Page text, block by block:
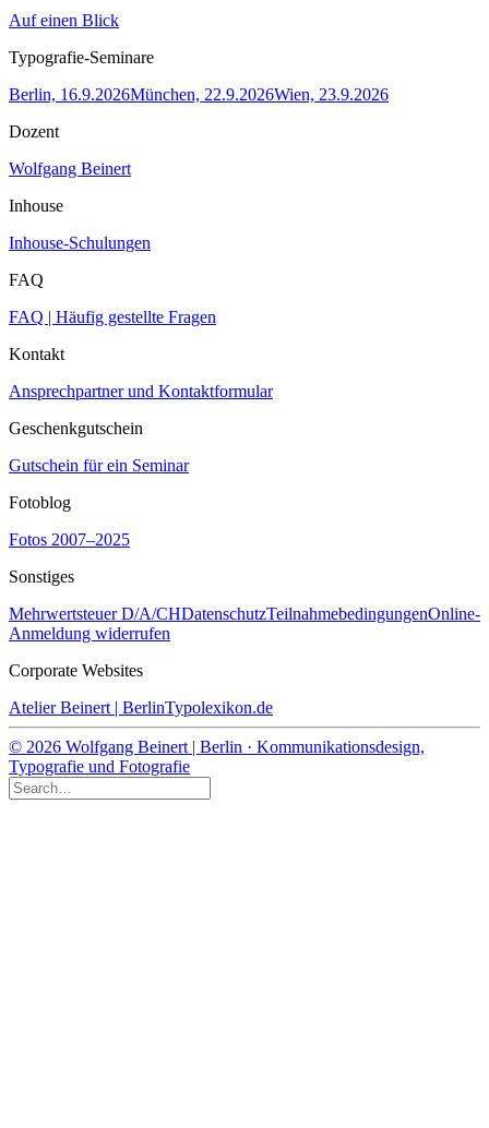
Auf einen Blick
Typografie-Seminare
Berlin, 16.9.2026München, 22.9.2026Wien, 23.9.2026
Dozent
Wolfgang Beinert
Inhouse
Inhouse-Schulungen
FAQ
FAQ | Häufig gestellte Fragen
Kontakt
Ansprechpartner und Kontaktformular
Geschenkgutschein
Gutschein für ein Seminar
Fotoblog
Fotos 2007–2025
Sonstiges
Mehrwertsteuer D/A/CHDatenschutzTeilnahmebedingungenOnline-
Anmeldung widerrufen
Corporate Websites
Atelier Beinert | BerlinTypolexikon.de
© 2026 Wolfgang Beinert | Berlin · Kommunikationsdesign,
Typografie und Fotografie